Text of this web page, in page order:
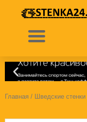
содержимому
Главная / Шведские стенки